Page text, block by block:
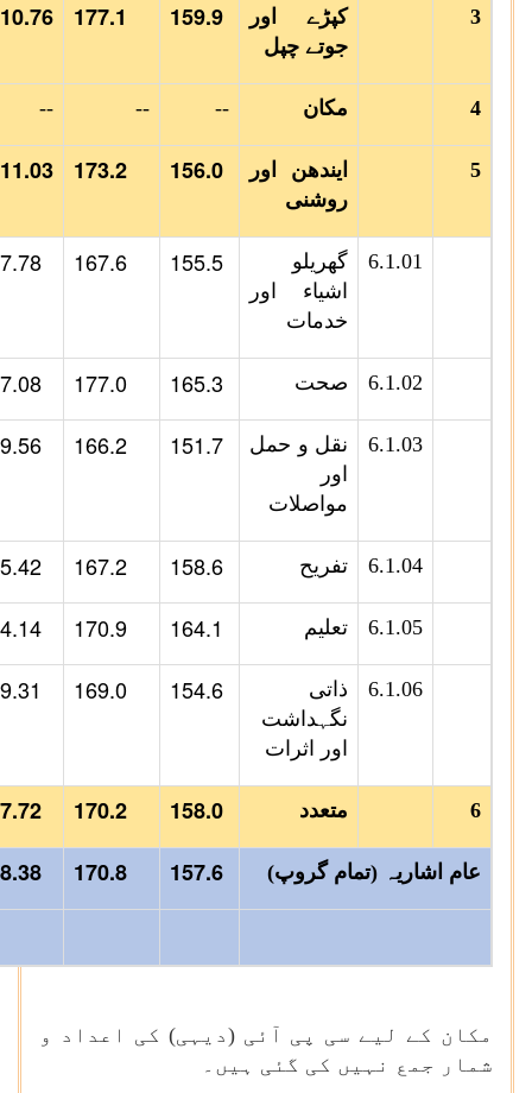
3
کپڑے اور
جوتے چپل
159.9
177.1
10.76
4 مکان --
--
--
5
ایندھن اور
روشنی
156.0
173.2
11.03
6.1.01
گھریلو
اشیاء اور
خدمات
155.5
167.6
7.78
6.1.02 صحت 165.3
177.0
7.08
6.1.03
نقل و حمل
اور
مواصلات
151.7
166.2
9.56
6.1.04 تفریح 158.6
167.2
5.42
6.1.05 تعلیم 164.1
170.9
4.14
6.1.06
ذاتی
نگہداشت
اور اثرات
154.6
169.0
9.31
6 متعدد 158.0
170.2
7.72
عام اشاریہ (تمام گروپ) 157.6
170.8
8.38
مکان کے لیے سی پی آئی (دیہی) کی اعداد و
شمار جمع نہیں کی گئی ہیں۔